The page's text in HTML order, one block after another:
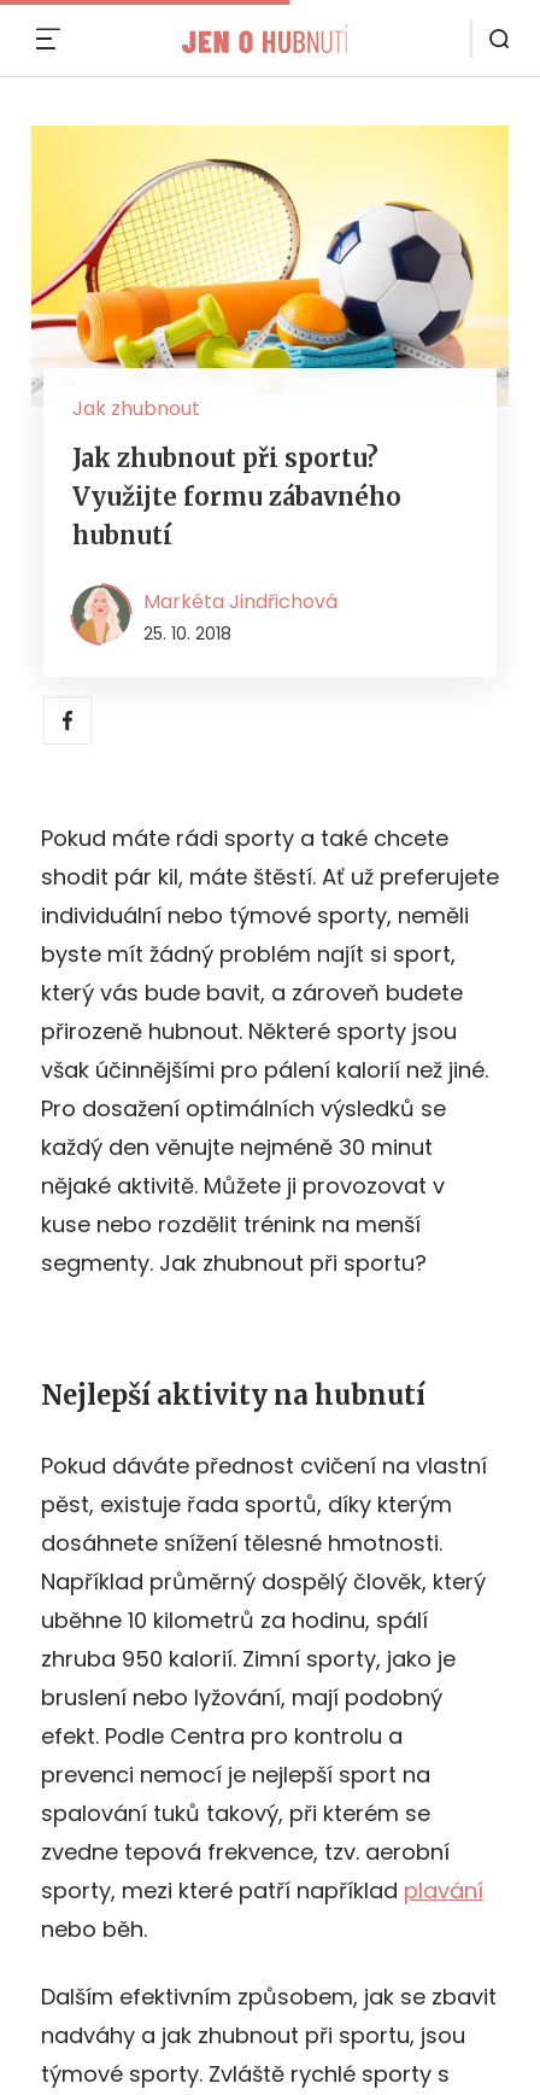
Jak zhubnout
Jak zhubnout při sportu?
Využijte formu zábavného
hubnutí
Markéta Jindřichová
25. 10. 2018
Pokud máte rádi sporty a také chcete
shodit pár kil, máte štěstí. Ať už preferujete
individuální nebo týmové sporty, neměli
byste mít žádný problém najít si sport,
který vás bude bavit, a zároveň budete
přirozeně hubnout. Některé sporty jsou
však účinnějšími pro pálení kalorií než jiné.
Pro dosažení optimálních výsledků se
každý den věnujte nejméně 30 minut
nějaké aktivitě. Můžete ji provozovat v
kuse nebo rozdělit trénink na menší
segmenty. Jak zhubnout při sportu?
Nejlepší aktivity na hubnutí
Pokud dáváte přednost cvičení na vlastní
pěst, existuje řada sportů, díky kterým
dosáhnete snížení tělesné hmotnosti.
Například průměrný dospělý člověk, který
uběhne 10 kilometrů za hodinu, spálí
zhruba 950 kalorií. Zimní sporty, jako je
bruslení nebo lyžování, mají podobný
efekt. Podle Centra pro kontrolu a
prevenci nemocí je nejlepší sport na
spalování tuků takový, při kterém se
zvedne tepová frekvence, tzv. aerobní
sporty, mezi které patří například plavání
nebo běh.
Dalším efektivním způsobem, jak se zbavit
nadváhy a jak zhubnout při sportu, jsou
týmové sporty. Zvláště rychlé sporty s